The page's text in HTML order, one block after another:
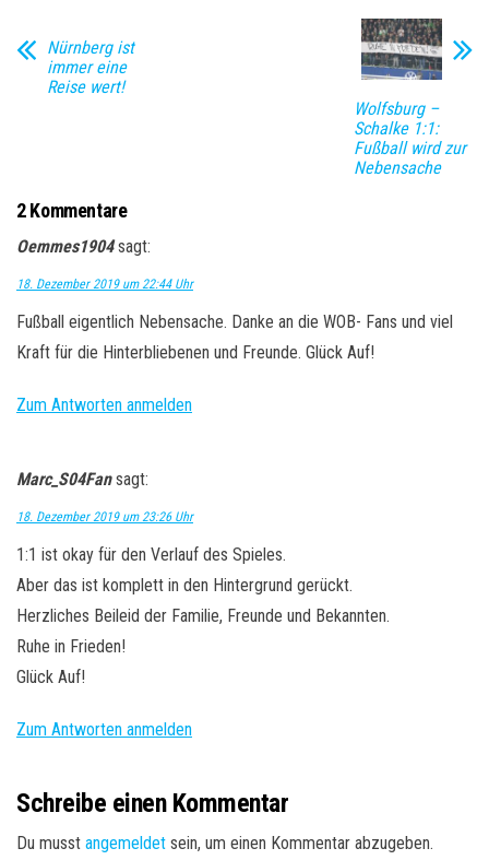
Nürnberg ist
immer eine
Reise wert!
Wolfsburg –
Schalke 1:1:
Fußball wird zur
Nebensache
2 Kommentare
Oemmes1904 sagt:
18. Dezember 2019 um 22:44 Uhr
Fußball eigentlich Nebensache. Danke an die WOB- Fans und viel
Kraft für die Hinterbliebenen und Freunde. Glück Auf!
Zum Antworten anmelden
Marc_S04Fan sagt:
18. Dezember 2019 um 23:26 Uhr
1:1 ist okay für den Verlauf des Spieles.
Aber das ist komplett in den Hintergrund gerückt.
Herzliches Beileid der Familie, Freunde und Bekannten.
Ruhe in Frieden!
Glück Auf!
Zum Antworten anmelden
Schreibe einen Kommentar
Du musst angemeldet sein, um einen Kommentar abzugeben.